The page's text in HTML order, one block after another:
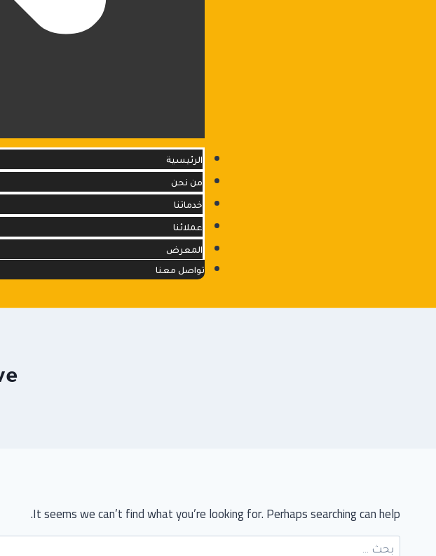
الرئيسية
من نحن
خدماتنا
عملائنا
المعرض
تواصل معنا
It seems we can’t find what you’re looking for. Perhaps searching can help.